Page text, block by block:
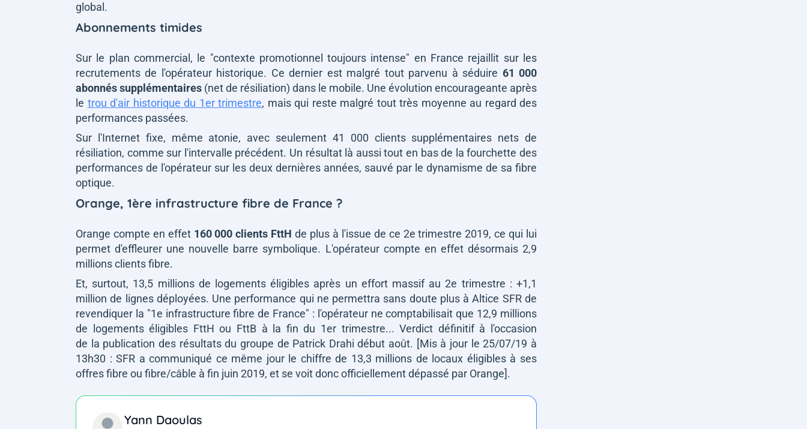
global.
Abonnements timides
Sur le plan commercial, le "contexte promotionnel toujours intense" en France rejaillit sur les
recrutements de l'opérateur historique. Ce dernier est malgré tout parvenu à séduire 61 000
abonnés supplémentaires (net de résiliation) dans le mobile. Une évolution encourageante après
le trou d'air historique du 1er trimestre, mais qui reste malgré tout très moyenne au regard des
performances passées.
Sur l'Internet fixe, même atonie, avec seulement 41 000 clients supplémentaires nets de
résiliation, comme sur l'intervalle précédent. Un résultat là aussi tout en bas de la fourchette des
performances de l'opérateur sur les deux dernières années, sauvé par le dynamisme de sa fibre
optique.
Orange, 1ère infrastructure fibre de France ?
Orange compte en effet 160 000 clients FttH de plus à l'issue de ce 2e trimestre 2019, ce qui lui
permet d'effleurer une nouvelle barre symbolique. L'opérateur compte en effet désormais 2,9
millions clients fibre.
Et, surtout, 13,5 millions de logements éligibles après un effort massif au 2e trimestre : +1,1
million de lignes déployées. Une performance qui ne permettra sans doute plus à Altice SFR de
revendiquer la "1e infrastructure fibre de France" : l'opérateur ne comptabilisait que 12,9 millions
de logements éligibles FttH ou FttB à la fin du 1er trimestre... Verdict définitif à l'occasion
de la publication des résultats du groupe de Patrick Drahi début août. [Mis à jour le 25/07/19 à
13h30 : SFR a communiqué ce même jour le chiffre de 13,3 millions de locaux éligibles à ses
offres fibre ou fibre/câble à fin juin 2019, et se voit donc officiellement dépassé par Orange].
Yann Daoulas